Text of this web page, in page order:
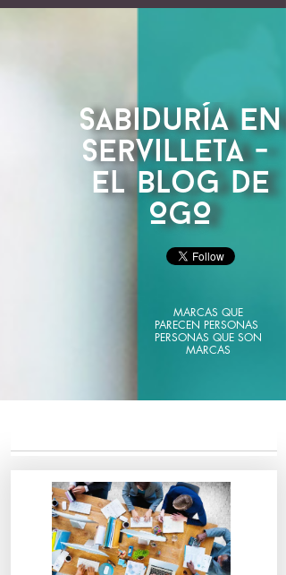
Sabiduría en
Servilleta - ​​​​​​​
El blog de
OGO​​​​​​​
MARCAS QUE
PARECEN PERSONAS
​​​​​​​PERSONAS QUE SON
MARCAS